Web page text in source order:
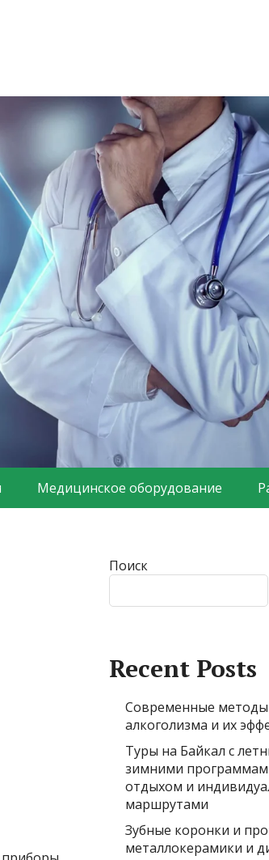
Медицинское оборудование
Поиск
Recent Posts
Современные методы
алкоголизма и их
Туры на Байкал с
зимними
отдыхом и
маршрутами
Зубные коронки и
металлокерамики и